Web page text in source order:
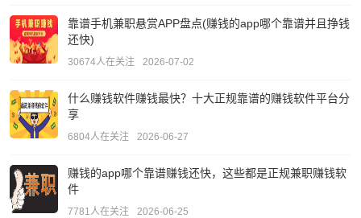
靠谱手机兼职悬赏APP盘点(赚钱的app哪个靠谱并且挣钱
还快)
30674人在关注 2026-07-02
什么赚钱软件赚钱最快？十大正规靠谱的赚钱软件平台分
享
6804人在关注 2026-06-27
赚钱的app哪个靠谱赚钱还快，这些都是正规兼职赚钱软
件
7781人在关注 2026-06-25